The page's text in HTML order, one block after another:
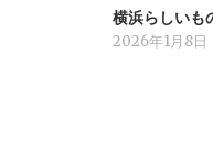
ョ
横浜らしいも
2026年1月8日